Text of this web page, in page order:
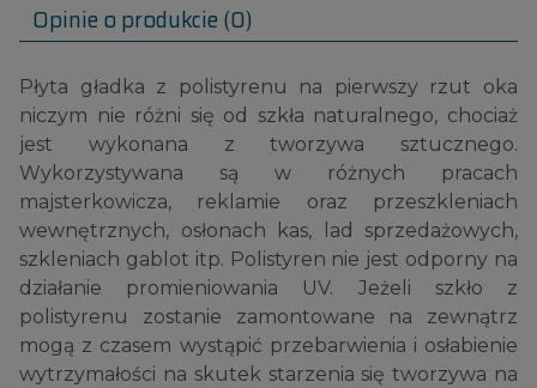
Opinie o produkcie (0)
Płyta gładka z polistyrenu na pierwszy rzut oka
niczym nie różni się od szkła naturalnego, chociaż
jest wykonana z tworzywa sztucznego.
Wykorzystywana są w różnych pracach
majsterkowicza, reklamie oraz przeszkleniach
wewnętrznych, osłonach kas, lad sprzedażowych,
szkleniach gablot itp. Polistyren nie jest odporny na
działanie promieniowania UV. Jeżeli szkło z
polistyrenu zostanie zamontowane na zewnątrz
mogą z czasem wystąpić przebarwienia i osłabienie
wytrzymałości na skutek starzenia się tworzywa na